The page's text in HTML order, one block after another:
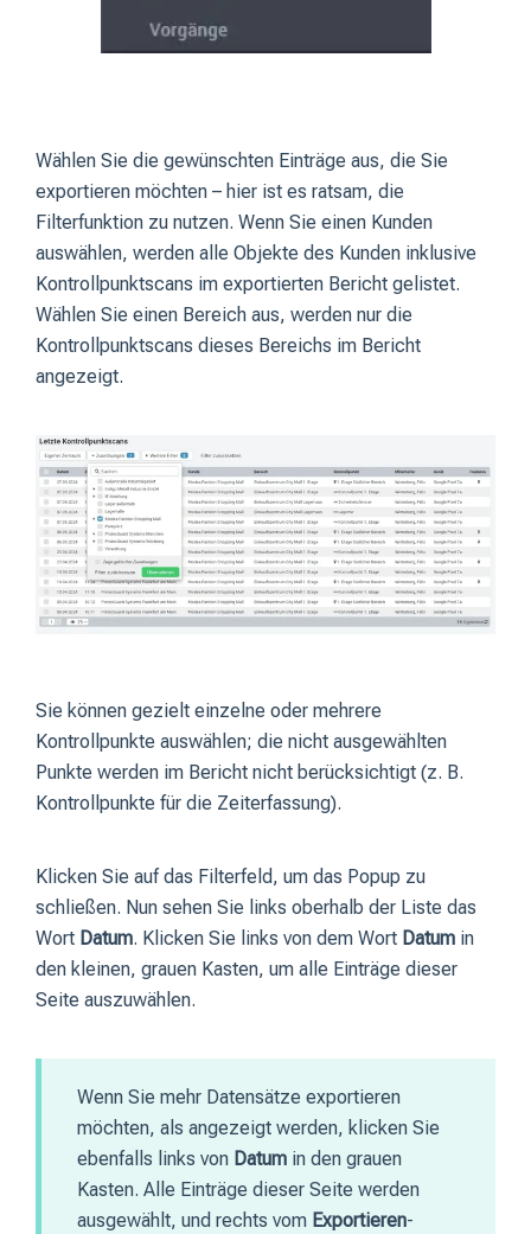
Wählen Sie die gewünschten Einträge aus, die Sie
exportieren möchten – hier ist es ratsam, die
Filterfunktion zu nutzen. Wenn Sie einen Kunden
auswählen, werden alle Objekte des Kunden inklusive
Kontrollpunktscans im exportierten Bericht gelistet.
Wählen Sie einen Bereich aus, werden nur die
Kontrollpunktscans dieses Bereichs im Bericht
angezeigt.
Sie können gezielt einzelne oder mehrere
Kontrollpunkte auswählen; die nicht ausgewählten
Punkte werden im Bericht nicht berücksichtigt (z. B.
Kontrollpunkte für die Zeiterfassung).
Klicken Sie auf das Filterfeld, um das Popup zu
schließen. Nun sehen Sie links oberhalb der Liste das
Wort Datum. Klicken Sie links von dem Wort Datum in
den kleinen, grauen Kasten, um alle Einträge dieser
Seite auszuwählen.
Wenn Sie mehr Datensätze exportieren
möchten, als angezeigt werden, klicken Sie
ebenfalls links von Datum in den grauen
Kasten. Alle Einträge dieser Seite werden
ausgewählt, und rechts vom Exportieren-